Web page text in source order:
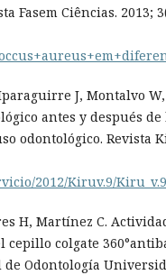
Fasem Ciências. 2013;
J, Montalvo
antes y después de
odontológico. Revista
2012/Kiruv.9/
H, Martínez C.
cepillo colgate
Odontología